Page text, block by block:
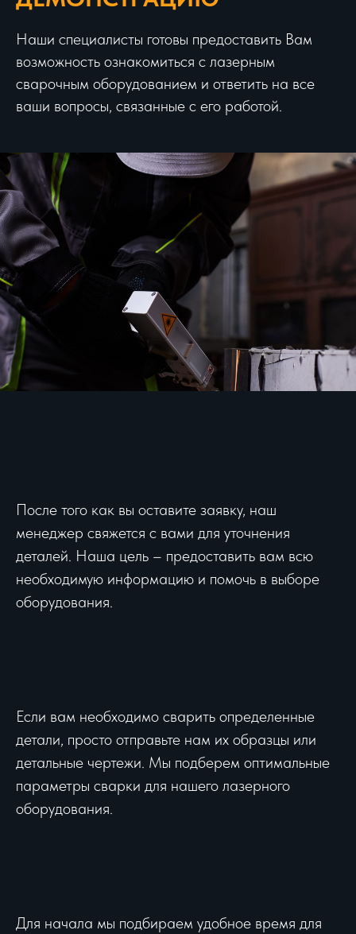
Наши специалисты готовы предоставить Вам
возможность ознакомиться с лазерным
сварочным оборудованием и ответить на все
ваши вопросы, связанные с его работой.
После того как вы оставите заявку, наш
менеджер свяжется с вами для уточнения
деталей. Наша цель – предоставить вам всю
необходимую информацию и помочь в выборе
оборудования.
Если вам необходимо сварить определенные
детали, просто отправьте нам их образцы или
детальные чертежи. Мы подберем оптимальные
параметры сварки для нашего лазерного
оборудования.
Для начала мы подбираем удобное время для